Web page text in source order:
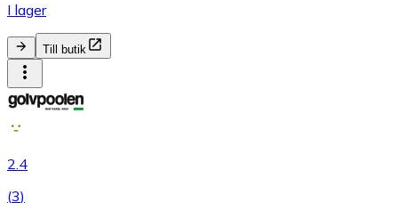
I lager
Till butik
2.4
(3)